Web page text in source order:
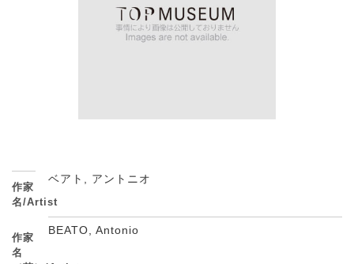
作家
名/Artist
ベアト, アントニオ
作家
名
BEATO, Antonio